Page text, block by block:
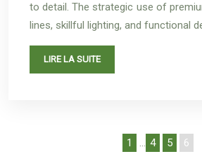
to detail. The strategic use of
lines, skillful lighting, and functional
LIRE LA SUITE
1 … 4 5 6